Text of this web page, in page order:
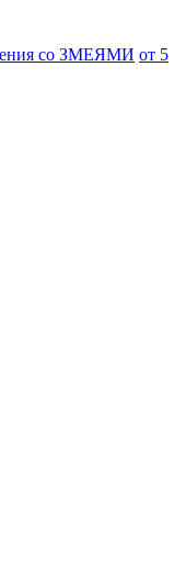
со ЗМЕЯМИ от 5